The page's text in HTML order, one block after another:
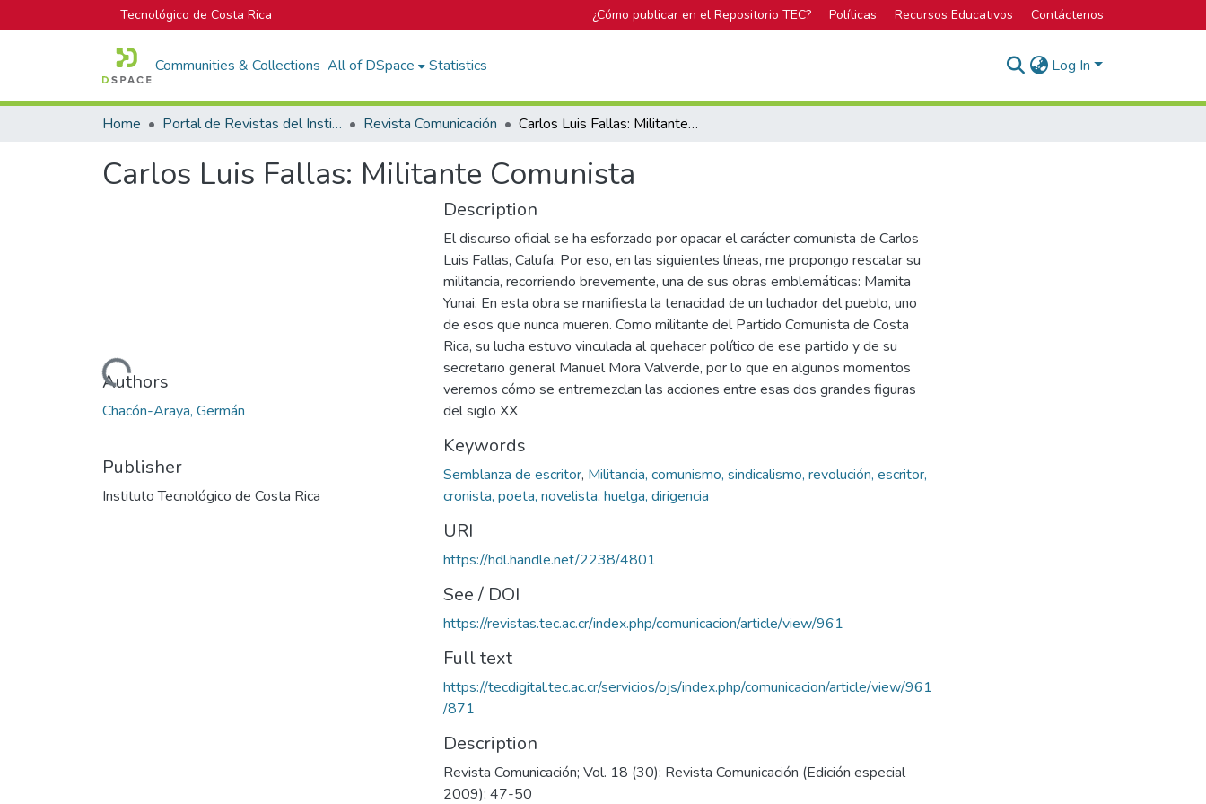
Tecnológico de Costa Rica ¿Cómo publicar en el Repositorio TEC? Políticas Recursos Educativos Contáctenos
Communities & Collections All of DSpace Statistics Log In
Home Portal de Revistas del Instituto Tecnológico de Costa Rica Revista Comunicación Carlos Luis Fallas: Militante Comunista
Carlos Luis Fallas: Militante Comunista
Loading...
Authors
Chacón-Araya, Germán
Publisher
Instituto Tecnológico de Costa Rica
Description
El discurso oficial se ha esforzado por opacar el carácter comunista de Carlos
Luis Fallas, Calufa. Por eso, en las siguientes líneas, me propongo rescatar su
militancia, recorriendo brevemente, una de sus obras emblemáticas: Mamita
Yunai. En esta obra se manifiesta la tenacidad de un luchador del pueblo, uno
de esos que nunca mueren. Como militante del Partido Comunista de Costa
Rica, su lucha estuvo vinculada al quehacer político de ese partido y de su
secretario general Manuel Mora Valverde, por lo que en algunos momentos
veremos cómo se entremezclan las acciones entre esas dos grandes figuras
del siglo XX
Keywords
Semblanza de escritor, Militancia, comunismo, sindicalismo, revolución, escritor,
cronista, poeta, novelista, huelga, dirigencia
URI
https://hdl.handle.net/2238/4801
See / DOI
https://revistas.tec.ac.cr/index.php/comunicacion/article/view/961
Full text
https://tecdigital.tec.ac.cr/servicios/ojs/index.php/comunicacion/article/view/961
/871
Description
Revista Comunicación; Vol. 18 (30): Revista Comunicación (Edición especial
2009); 47-50